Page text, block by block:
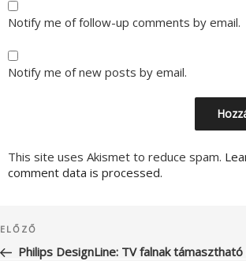
Notify me of follow-up comments by email.
Notify me of new posts by email.
This site uses Akismet to reduce spam.
comment data is processed.
navigáció
Korábbi
bejegyzés
ELŐZŐ
Philips DesignLine: TV falnak